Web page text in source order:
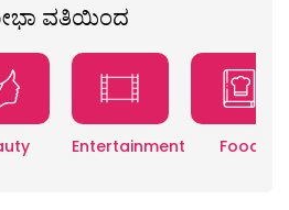
ವತಿಯಿಂದ
Entertainment Food